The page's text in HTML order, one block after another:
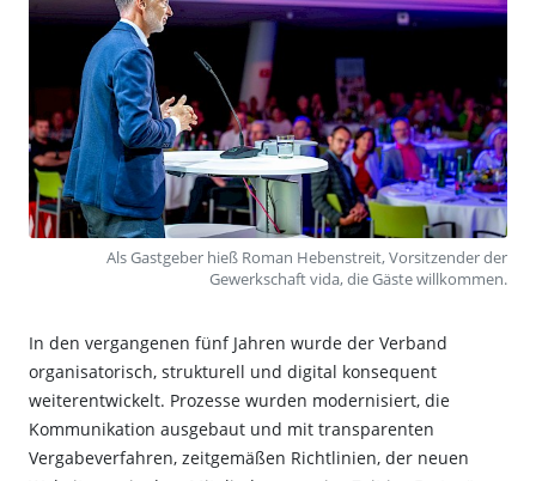
Als Gastgeber hieß Roman Hebenstreit, Vorsitzender der
Gewerkschaft vida, die Gäste willkommen.
In den vergangenen fünf Jahren wurde der Verband
organisatorisch, strukturell und digital konsequent
weiterentwickelt. Prozesse wurden modernisiert, die
Kommunikation ausgebaut und mit transparenten
Vergabeverfahren, zeitgemäßen Richtlinien, der neuen